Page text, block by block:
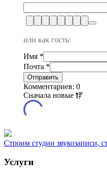
или как гость:
Имя *
Почта *
Комментариев: 0
Сначала новые
Строим студии звукозаписи,
Услуги